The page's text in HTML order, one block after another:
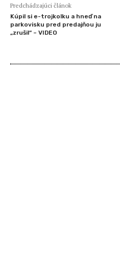
Predchádzajúci článok
Kúpil si e-trojkolku a hneď na
parkovisku pred predajňou ju
„zrušil“ – VIDEO